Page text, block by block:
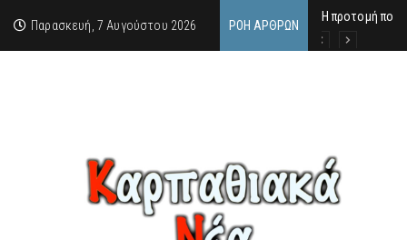
Παρασκευή, 7 Αυγούστου 2026 ΡΟΉ ΆΡΘΡΩΝ
Η προτομή που
Ο αιώνιος
Δικαστική